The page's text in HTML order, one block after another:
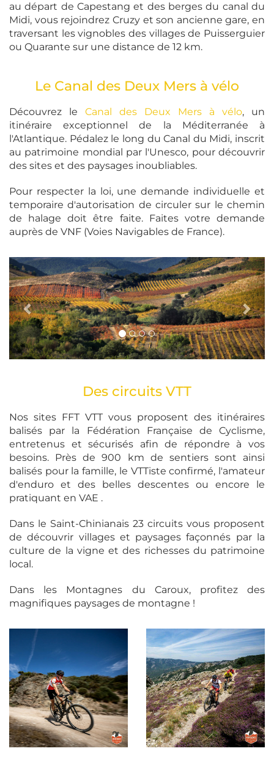
au départ de Capestang et des berges du canal du
Midi, vous rejoindrez Cruzy et son ancienne gare, en
traversant les vignobles des villages de Puisserguier
ou Quarante sur une distance de 12 km.
Le Canal des Deux Mers à vélo
Découvrez le Canal des Deux Mers à vélo, un
itinéraire exceptionnel de la Méditerranée à
l'Atlantique. Pédalez le long du Canal du Midi, inscrit
au patrimoine mondial par l'Unesco, pour découvrir
des sites et des paysages inoubliables.
Pour respecter la loi, une demande individuelle et
temporaire d'autorisation de circuler sur le chemin
de halage doit être faite. Faites votre demande
auprès de VNF (Voies Navigables de France).
Des circuits VTT
Nos sites FFT VTT vous proposent des itinéraires
balisés par la Fédération Française de Cyclisme,
entretenus et sécurisés afin de répondre à vos
besoins. Près de 900 km de sentiers sont ainsi
balisés pour la famille, le VTTiste confirmé, l'amateur
d'enduro et des belles descentes ou encore le
pratiquant en VAE .
Dans le Saint-Chinianais 23 circuits vous proposent
de découvrir villages et paysages façonnés par la
culture de la vigne et des richesses du patrimoine
local.
Dans les Montagnes du Caroux, profitez des
magnifiques paysages de montagne !